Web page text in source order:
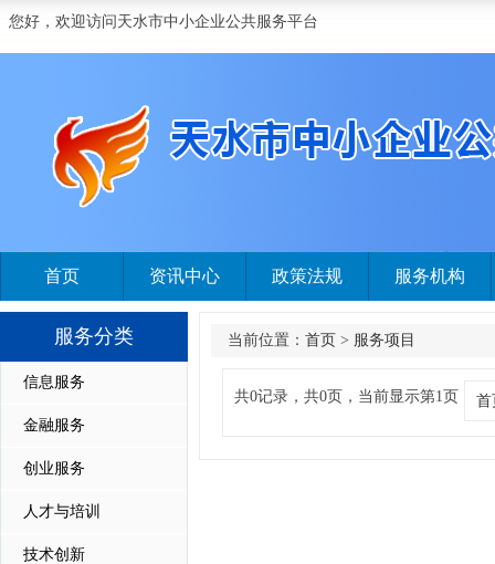
您好，欢迎访问天水市中小企业公共服务平台
首页 资讯中心 政策法规 服务机构
服务分类
信息服务
金融服务
创业服务
人才与培训
技术创新
当前位置： 首页 > 服务项目
共0记录，共0页，当前显示第1页 首